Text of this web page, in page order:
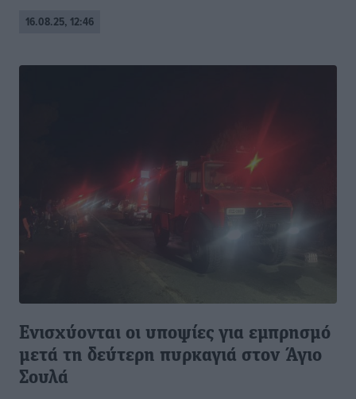
16.08.25, 12:46
Ενισχύονται οι υποψίες για εμπρησμό
μετά τη δεύτερη πυρκαγιά στον Άγιο
Σουλά